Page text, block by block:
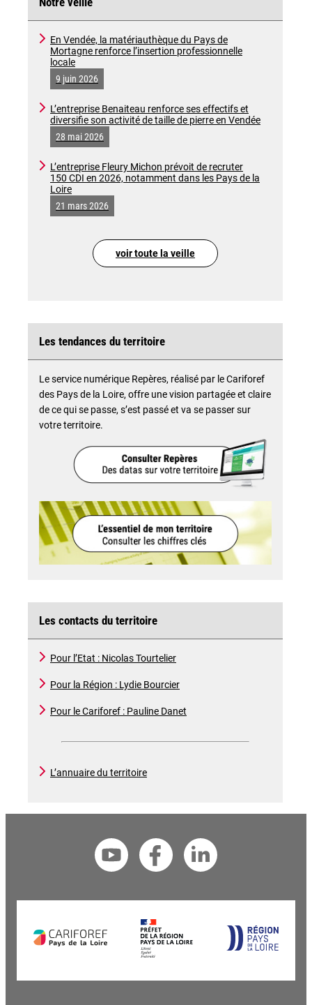
En Vendée, la matériauthèque du Pays de
Mortagne renforce l’insertion professionnelle
locale
9 juin 2026
L’entreprise Benaiteau renforce ses effectifs et
diversifie son activité de taille de pierre en Vendée
28 mai 2026
L’entreprise Fleury Michon prévoit de recruter
150 CDI en 2026, notamment dans les Pays de la
Loire
21 mars 2026
voir toute la veille
Les tendances du territoire
Le service numérique Repères, réalisé par le Cariforef
des Pays de la Loire, offre une vision partagée et claire
de ce qui se passe, s’est passé et va se passer sur
votre territoire.
Les contacts du territoire
Pour l’Etat : Nicolas Tourtelier
Pour la Région : Lydie Bourcier
Pour le Cariforef : Pauline Danet
L’annuaire du territoire